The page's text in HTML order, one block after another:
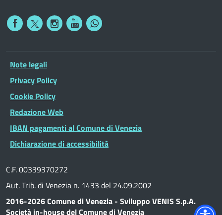
Note legali
Privacy Policy
Cookie Policy
Redazione Web
IBAN pagamenti al Comune di Venezia
Dichiarazione di accessibilità
C.F. 00339370272
Aut. Trib. di Venezia n. 1433 del 24.09.2002
2016-2026 Comune di Venezia - Sviluppo VENIS S.p.A.
Società in-house del Comune di Venezia